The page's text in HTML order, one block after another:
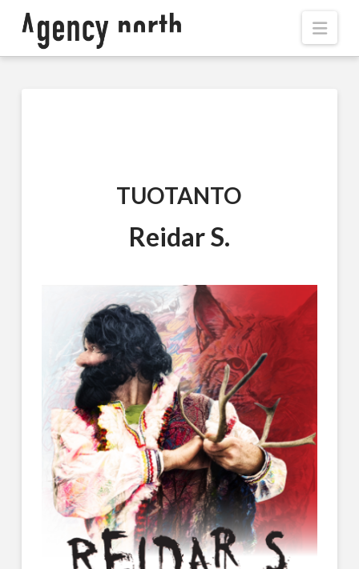
TUOTANTO
Reidar S.